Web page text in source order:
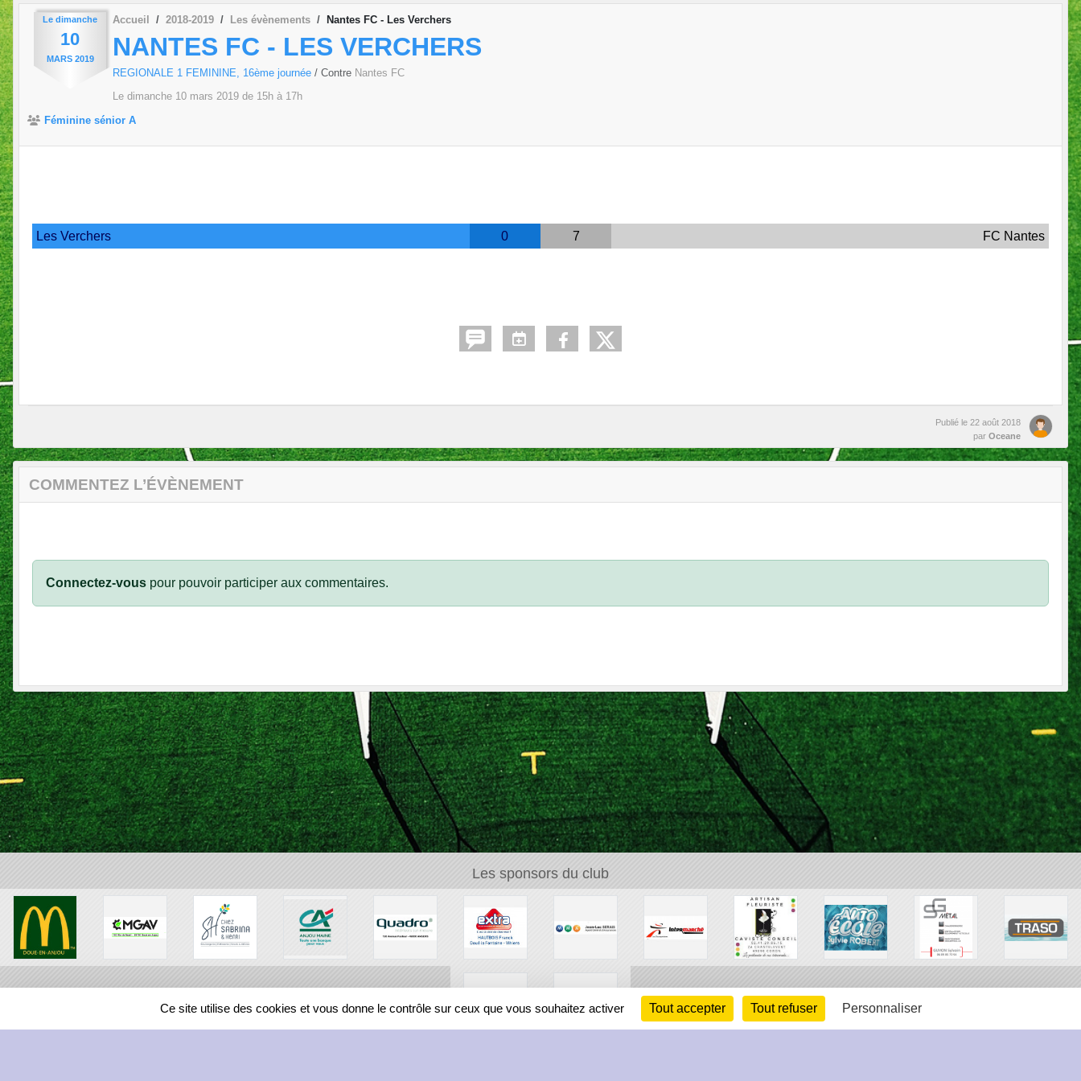
Le dimanche
10
MARS 2019
Accueil 2018-2019 Les évènements Nantes FC - Les Verchers
NANTES FC - LES VERCHERS
REGIONALE 1 FEMININE, 16ème journée / Contre Nantes FC
Le dimanche 10 mars 2019 de 15h à 17h
Féminine sénior A
Les Verchers 0 7 FC Nantes
Publié le 22 août 2018
par Oceane
COMMENTEZ L’ÉVÈNEMENT
Connectez-vous pour pouvoir participer aux commentaires.
Les sponsors du club
Ce site utilise des cookies et vous donne le contrôle sur ceux que vous souhaitez activer Tout accepter Tout refuser Personnaliser